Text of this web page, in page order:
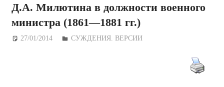
Д.А. Милютина в должности военного
министра (1861—1881 гг.)
27/01/2014 Дежурный по Редакции
СУЖДЕНИЯ. ВЕРСИИ